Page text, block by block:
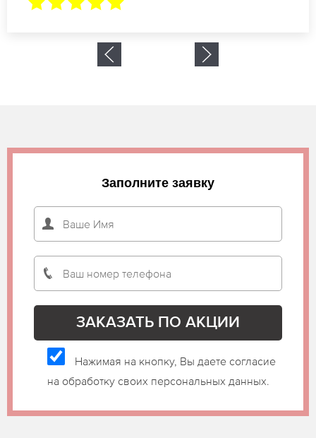
Заполните заявку
Нажимая на кнопку, Вы даете согласие
на обработку своих персональных данных.